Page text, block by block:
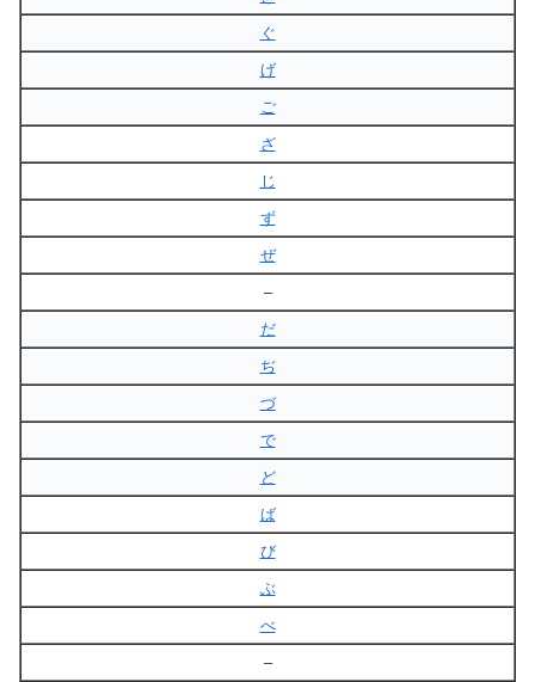
ぐ
げ
ご
ざ
じ
ず
ぜ
–
だ
ぢ
づ
で
ど
ば
び
ぶ
べ
–